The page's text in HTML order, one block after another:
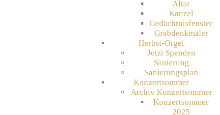
Altar
Kanzel
Gedächtnisfenster
Grabdenkmäler
Herbst-Orgel
Jetzt Spenden
Sanierung
Sanierungsplan
Konzertsommer
Archiv Konzertsommer
Konzertsommer
2025